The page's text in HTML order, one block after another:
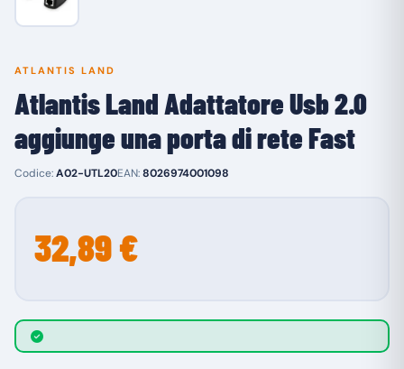
ATLANTIS LAND
Atlantis Land Adattatore Usb 2.0
aggiunge una porta di rete Fast
Codice:A02-UTL20EAN:8026974001098
32,89 €